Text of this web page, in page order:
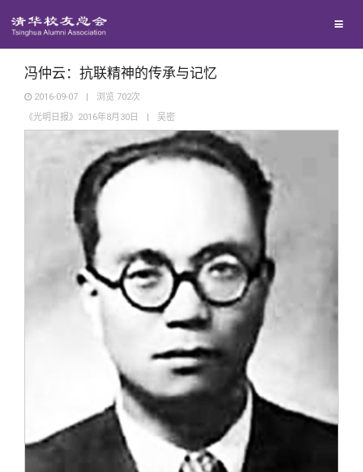
西南联大校友会
义工计划
新媒体平台
青春风采
校友文苑
校友讲坛
校友服务
终身学习
信息化服务
三创大赛
实用信息
校友总会
总会简介
会长致辞
总会章程
关闭
冯仲云：抗联精神的传承与记忆
2016-09-07 | 浏览 702次
《光明日报》2016年8月30日
| 吴密